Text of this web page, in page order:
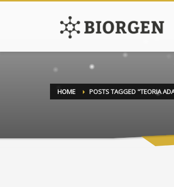
HOME POSTS TAGGED "TEORIA